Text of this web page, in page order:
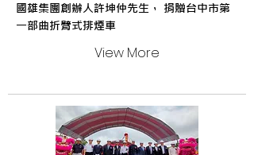
國雄集團創辦人許坤仲先生， 捐贈台中市第
一部曲折臂式排煙車
View More